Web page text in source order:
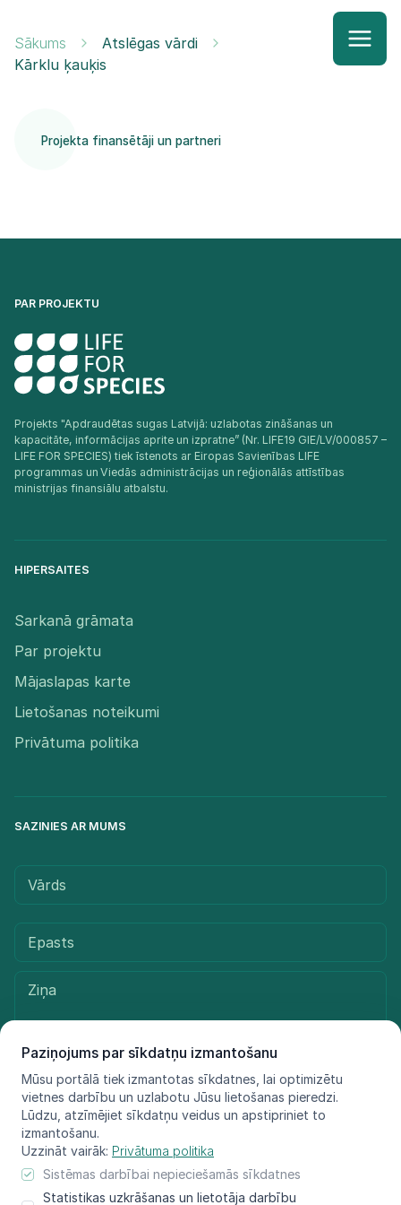
Paziņojums par sīkdatņu izmantošanu
Mūsu portālā tiek izmantotas sīkdatnes, lai optimizētu
vietnes darbību un uzlabotu Jūsu lietošanas pieredzi.
Lūdzu, atzīmējiet sīkdatņu veidus un apstipriniet to
izmantošanu.
Uzzināt vairāk: Privātuma politika
Sistēmas darbībai nepieciešamās sīkdatnes
Statistikas uzkrāšanas un lietotāja darbību
Sākums
Atslēgas vārdi
Kārklu ķauķis
Projekta finansētāji un partneri
PAR PROJEKTU
Projekts "Apdraudētas sugas Latvijā: uzlabotas zināšanas un
kapacitāte, informācijas aprite un izpratne” (Nr. LIFE19 GIE/LV/000857 –
LIFE FOR SPECIES) tiek īstenots ar Eiropas Savienības LIFE
programmas un Viedās administrācijas un reģionālās attīstības
ministrijas finansiālu atbalstu.​
HIPERSAITES
Sarkanā grāmata
Par projektu
Mājaslapas karte
Lietošanas noteikumi
Privātuma politika
SAZINIES AR MUMS
Sūtīt ziņu
© LIFE FOR SPECIES, 2021 - 2025
Informācija atspoguļo tikai projekta LIFE FOR SPECIES īstenotāju